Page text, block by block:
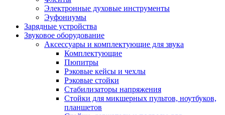
Электронные духовые инструменты
Эуфониумы
Зарядные устройства
Звуковое оборудование
Аксессуары и комплектующие для звука
Комплектующие
Пюпитры
Рэковые кейсы и чехлы
Рэковые стойки
Стабилизаторы напряжения
Стойки для микшерных пультов, ноутбуков,
планшетов